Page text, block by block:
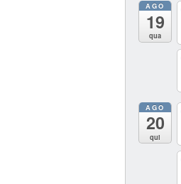
AGO
19
qua
AGO
20
qui